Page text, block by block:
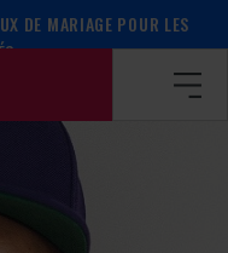
DE MARIAGE POUR LES
/ Le camp de